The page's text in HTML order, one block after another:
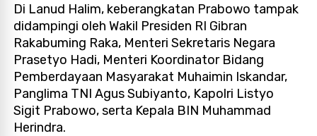
Di Lanud Halim, keberangkatan Prabowo tampak
didampingi oleh Wakil Presiden RI Gibran
Rakabuming Raka, Menteri Sekretaris Negara
Prasetyo Hadi, Menteri Koordinator Bidang
Pemberdayaan Masyarakat Muhaimin Iskandar,
Panglima TNI Agus Subiyanto, Kapolri Listyo
Sigit Prabowo, serta Kepala BIN Muhammad
Herindra.